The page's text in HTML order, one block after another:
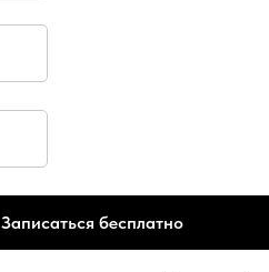
Записаться бесплатно